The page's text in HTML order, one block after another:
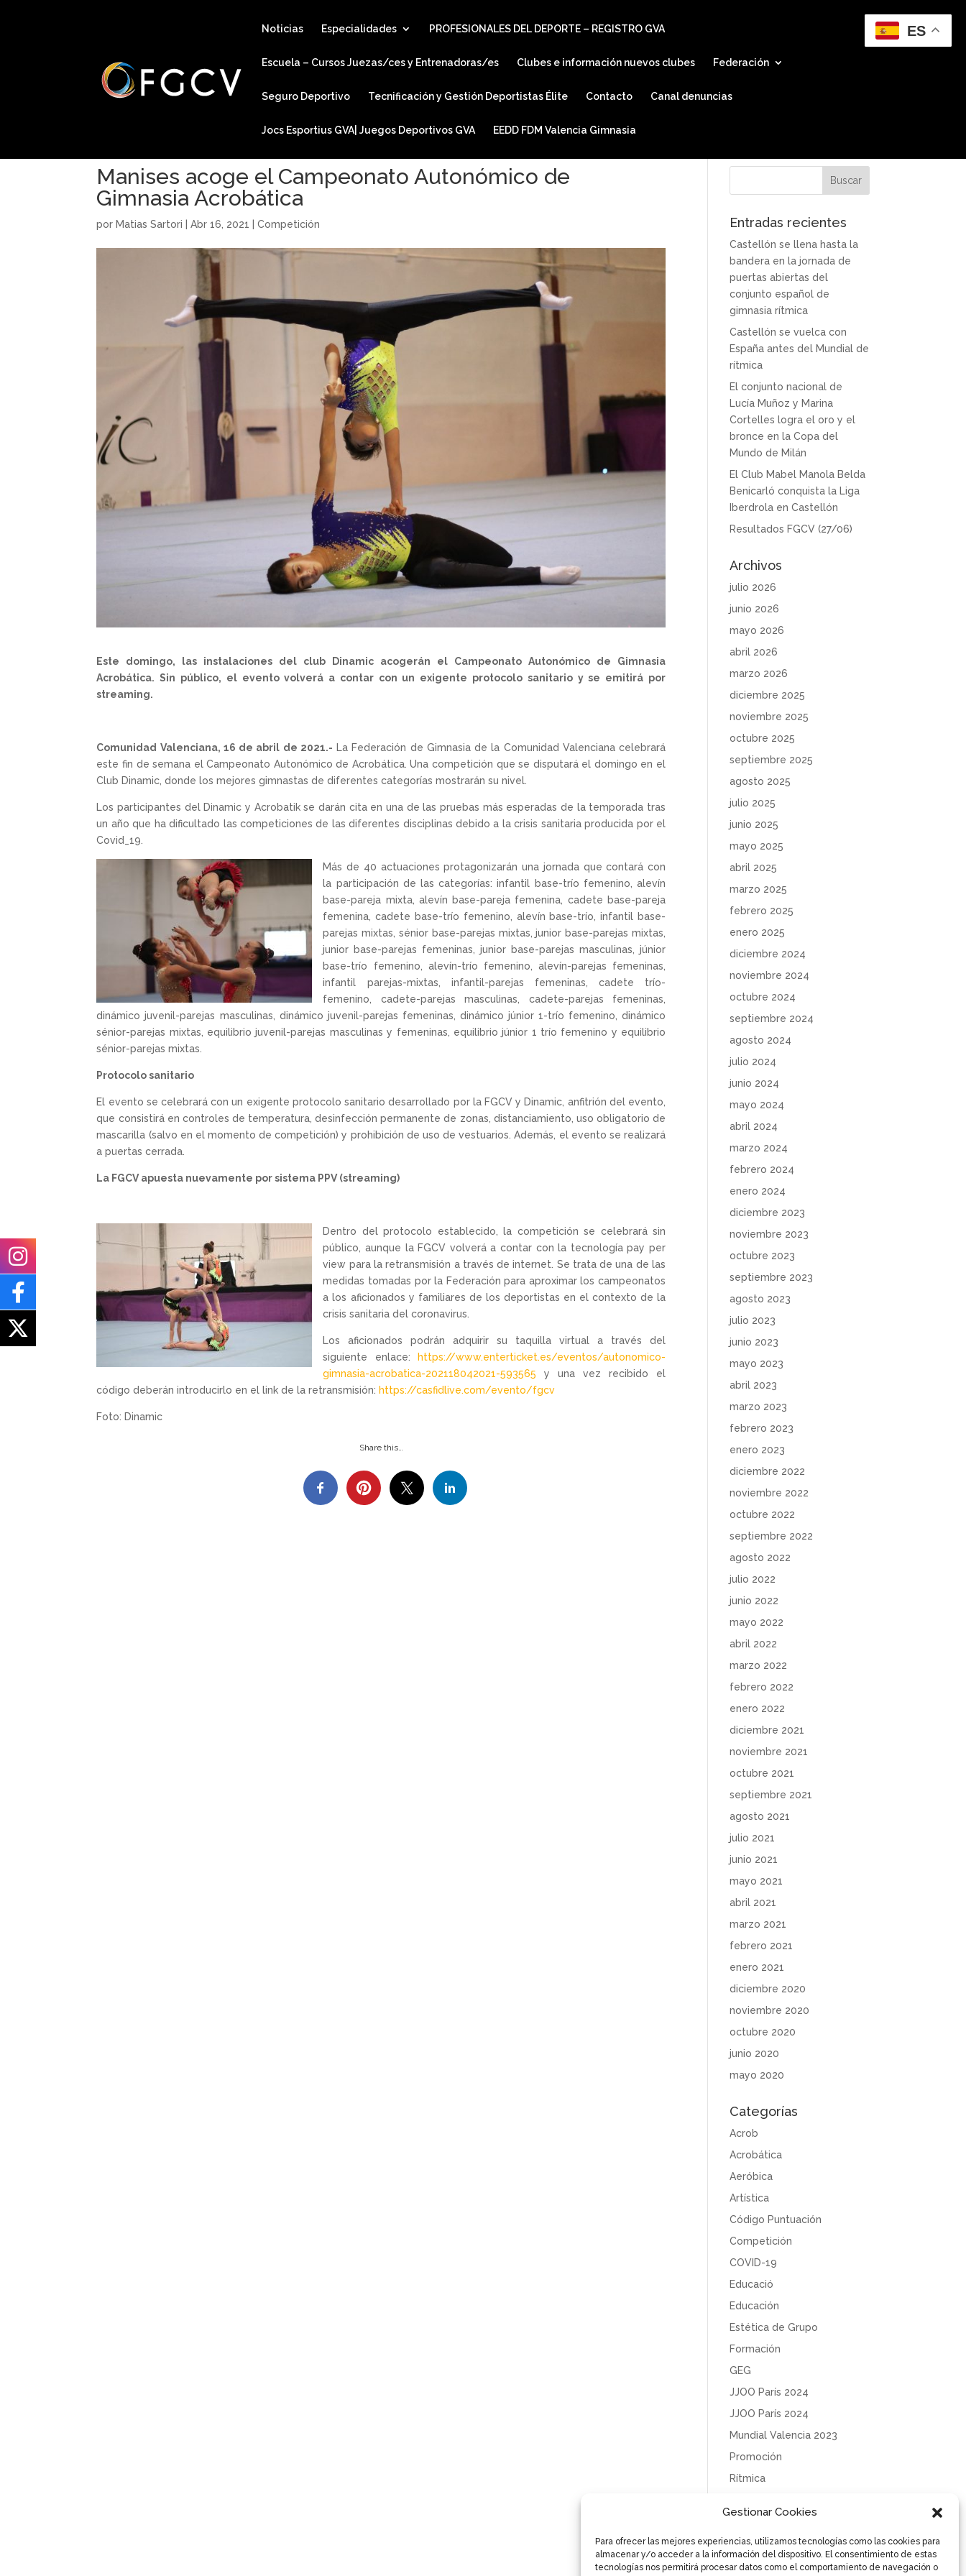
Gestionar Cookies
Para ofrecer las mejores experiencias, utilizamos tecnologías como las cookies para
almacenar y/o acceder a la información del dispositivo. El consentimiento de estas
tecnologías nos permitirá procesar datos como el comportamiento de navegación o
Noticias Especialidades PROFESIONALES DEL DEPORTE – REGISTRO GVA
Escuela – Cursos Juezas/ces y Entrenadoras/es Clubes e información nuevos clubes Federación
Seguro Deportivo Tecnificación y Gestión Deportistas Élite Contacto Canal denuncias
Jocs Esportius GVA| Juegos Deportivos GVA EEDD FDM Valencia Gimnasia
Manises acoge el Campeonato Autonómico de
Gimnasia Acrobática
por Matias Sartori |Abr 16, 2021 |Competición
Este domingo, las instalaciones del club Dinamic acogerán el Campeonato Autonómico de Gimnasia
Acrobática. Sin público, el evento volverá a contar con un exigente protocolo sanitario y se emitirá por
streaming.
Comunidad Valenciana, 16 de abril de 2021.- La Federación de Gimnasia de la Comunidad Valenciana celebrará
este fin de semana el Campeonato Autonómico de Acrobática. Una competición que se disputará el domingo en el
Club Dinamic, donde los mejores gimnastas de diferentes categorías mostrarán su nivel.
Los participantes del Dinamic y Acrobatik se darán cita en una de las pruebas más esperadas de la temporada tras
un año que ha dificultado las competiciones de las diferentes disciplinas debido a la crisis sanitaria producida por el
Covid_19.
Más de 40 actuaciones protagonizarán una jornada que contará con
la participación de las categorías: infantil base-trío femenino, alevín
base-pareja mixta, alevín base-pareja femenina, cadete base-pareja
femenina, cadete base-trío femenino, alevín base-trío, infantil base-
parejas mixtas, sénior base-parejas mixtas, junior base-parejas mixtas,
junior base-parejas femeninas, junior base-parejas masculinas, júnior
base-trío femenino, alevín-trío femenino, alevín-parejas femeninas,
infantil parejas-mixtas, infantil-parejas femeninas, cadete trío-
femenino, cadete-parejas masculinas, cadete-parejas femeninas,
dinámico juvenil-parejas masculinas, dinámico juvenil-parejas femeninas, dinámico júnior 1-trío femenino, dinámico
sénior-parejas mixtas, equilibrio juvenil-parejas masculinas y femeninas, equilibrio júnior 1 trío femenino y equilibrio
sénior-parejas mixtas.
Protocolo sanitario
El evento se celebrará con un exigente protocolo sanitario desarrollado por la FGCV y Dinamic, anfitrión del evento,
que consistirá en controles de temperatura, desinfección permanente de zonas, distanciamiento, uso obligatorio de
mascarilla (salvo en el momento de competición) y prohibición de uso de vestuarios. Además, el evento se realizará
a puertas cerrada.
La FGCV apuesta nuevamente por sistema PPV (streaming)
Dentro del protocolo establecido, la competición se celebrará sin
público, aunque la FGCV volverá a contar con la tecnología pay per
view para la retransmisión a través de internet. Se trata de una de las
medidas tomadas por la Federación para aproximar los campeonatos
a los aficionados y familiares de los deportistas en el contexto de la
crisis sanitaria del coronavirus.
Los aficionados podrán adquirir su taquilla virtual a través del
siguiente enlace:
https://www.enterticket.es/eventos/autonomico-
gimnasia-acrobatica-202118042021-593565 y una vez recibido el
código deberán introducirlo en el link de la retransmisión: https://casfidlive.com/evento/fgcv
Foto: Dinamic
Share this…
Entradas recientes
Castellón se llena hasta la
bandera en la jornada de
puertas abiertas del
conjunto español de
gimnasia rítmica
Castellón se vuelca con
España antes del Mundial de
rítmica
El conjunto nacional de
Lucía Muñoz y Marina
Cortelles logra el oro y el
bronce en la Copa del
Mundo de Milán
El Club Mabel Manola Belda
Benicarló conquista la Liga
Iberdrola en Castellón
Resultados FGCV (27/06)
Archivos
julio 2026
junio 2026
mayo 2026
abril 2026
marzo 2026
diciembre 2025
noviembre 2025
octubre 2025
septiembre 2025
agosto 2025
julio 2025
junio 2025
mayo 2025
abril 2025
marzo 2025
febrero 2025
enero 2025
diciembre 2024
noviembre 2024
octubre 2024
septiembre 2024
agosto 2024
julio 2024
junio 2024
mayo 2024
abril 2024
marzo 2024
febrero 2024
enero 2024
diciembre 2023
noviembre 2023
octubre 2023
septiembre 2023
agosto 2023
julio 2023
junio 2023
mayo 2023
abril 2023
marzo 2023
febrero 2023
enero 2023
diciembre 2022
noviembre 2022
octubre 2022
septiembre 2022
agosto 2022
julio 2022
junio 2022
mayo 2022
abril 2022
marzo 2022
febrero 2022
enero 2022
diciembre 2021
noviembre 2021
octubre 2021
septiembre 2021
agosto 2021
julio 2021
junio 2021
mayo 2021
abril 2021
marzo 2021
febrero 2021
enero 2021
diciembre 2020
noviembre 2020
octubre 2020
junio 2020
mayo 2020
Categorías
Acrob
Acrobática
Aeróbica
Artística
Código Puntuación
Competición
COVID-19
Educació
Educación
Estética de Grupo
Formación
GEG
JJOO París 2024
JJOO París 2024
Mundial Valencia 2023
Promoción
Rítmica
Tecnificación
Uncategorized
ES